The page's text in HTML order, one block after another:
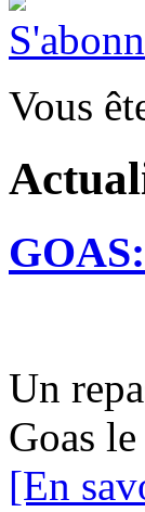
Vous
Un
Goas
[En